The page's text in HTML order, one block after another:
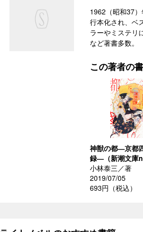
1962（昭和37
行本化され、ベ
ラーやミステリ
など著書多数。
この著者の
神獣の都―京都
録―（新潮文庫
小林泰三／著
2019/07/05
693円（税込）